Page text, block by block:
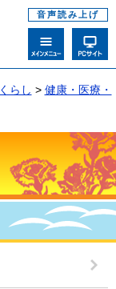
音声読み上げ
くらし > 健康・医療・